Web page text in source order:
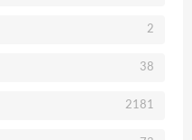
2
38
2181